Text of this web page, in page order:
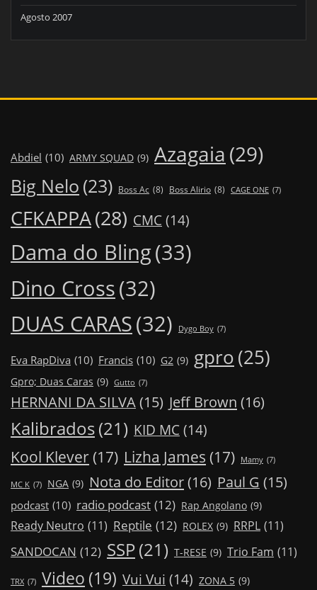
Agosto 2007
Abdiel (10) ARMY SQUAD (9) Azagaia (29)
Big Nelo (23) Boss Ac (8) Boss Alirio (8) CAGE ONE (7)
CFKAPPA(28) CMC (14)
Dama do Bling(33)
Dino Cross(32)
DUAS CARAS(32) Dygo Boy (7)
Eva RapDiva (10) Francis (10) G2 (9) gpro(25)
Gpro; Duas Caras (9) Gutto (7)
HERNANI DA SILVA(15) Jeff Brown (16)
Kalibrados(21) KID MC (14)
Kool Klever (17) Lizha James (17) Mamy (7)
MC K (7) NGA (9) Nota do Editor(16) Paul G (15)
podcast (10) radio podcast (12) Rap Angolano (9)
Ready Neutro (11) Reptile (12) ROLEX (9) RRPL (11)
SANDOCAN (12) SSP(21) T-RESE (9) Trio Fam (11)
TRX (7) Video (19) Vui Vui (14) ZONA 5 (9)